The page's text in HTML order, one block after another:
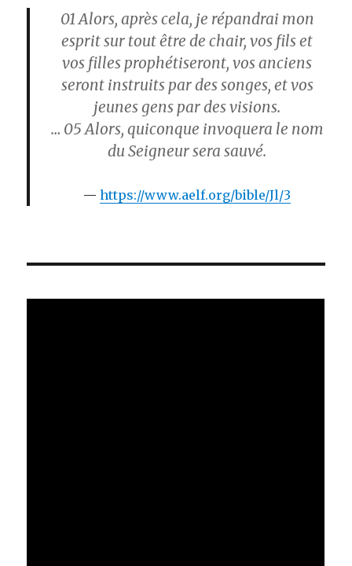
01Alors, après cela, je répandrai mon
esprit sur tout être de chair, vos fils et
vos filles prophétiseront, vos anciens
seront instruits par des songes, et vos
jeunes gens par des visions.
… 05Alors, quiconque invoquera le nom
du Seigneur sera sauvé.
https://www.aelf.org/bible/Jl/3